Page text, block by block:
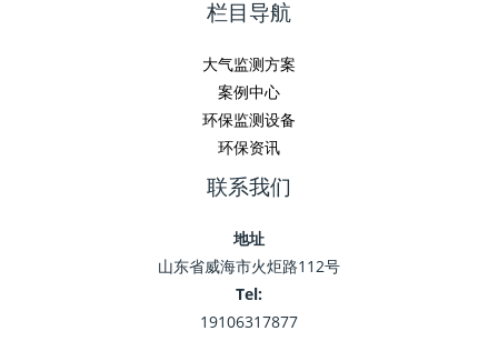
栏目导航
大气监测方案
案例中心
环保监测设备
环保资讯
联系我们
地址
山东省威海市火炬路112号
Tel:
19106317877